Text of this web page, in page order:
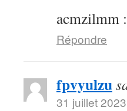
acmzilmm :
Répondre
fpvyulzu
31 juillet